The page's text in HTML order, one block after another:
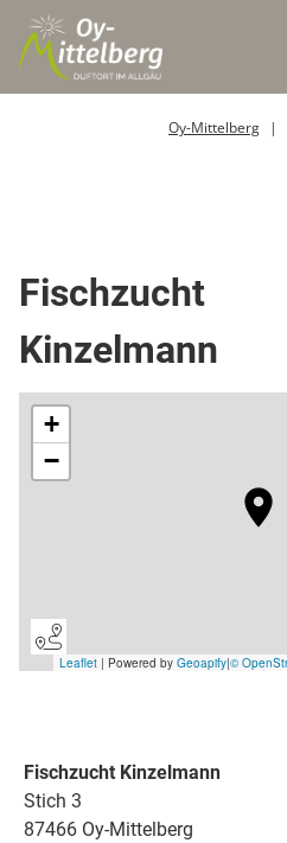
Oy-Mittelberg
Fischzucht
Kinzelmann
Fischzucht Kinzelmann
Stich 3
87466 Oy-Mittelberg